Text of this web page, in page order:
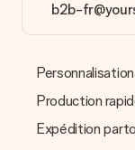
Réception du
fait ?
Nous déplorons le
Vous pouvez dans
b2b-
Production
Expédition